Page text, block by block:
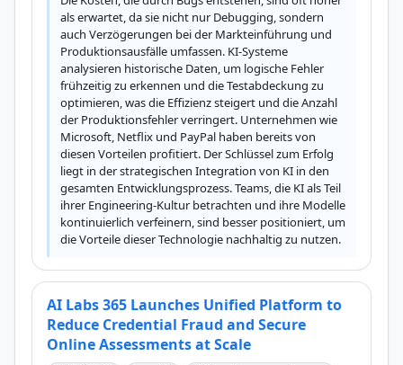
als erwartet, da sie nicht nur Debugging, sondern
auch Verzögerungen bei der Markteinführung und
Produktionsausfälle umfassen. KI-Systeme
analysieren historische Daten, um logische Fehler
frühzeitig zu erkennen und die Testabdeckung zu
optimieren, was die Effizienz steigert und die Anzahl
der Produktionsfehler verringert. Unternehmen wie
Microsoft, Netflix und PayPal haben bereits von
diesen Vorteilen profitiert. Der Schlüssel zum Erfolg
liegt in der strategischen Integration von KI in den
gesamten Entwicklungsprozess. Teams, die KI als Teil
ihrer Engineering-Kultur betrachten und ihre Modelle
kontinuierlich verfeinern, sind besser positioniert, um
die Vorteile dieser Technologie nachhaltig zu nutzen.
AI Labs 365 Launches Unified Platform to
Reduce Credential Fraud and Secure
Online Assessments at Scale